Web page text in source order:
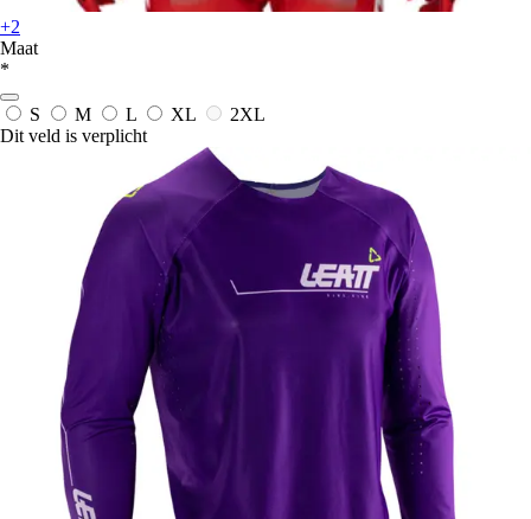
+2
Maat
*
S M L XL
2XL
Dit veld is verplicht